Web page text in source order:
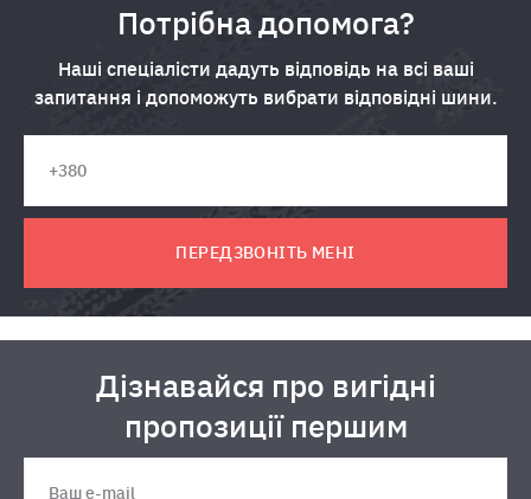
Потрібна допомога?
Наші спеціалісти дадуть відповідь на всі ваші
запитання і допоможуть вибрати відповідні шини.
ПЕРЕДЗВОНІТЬ МЕНІ
Дізнавайся про вигідні
пропозиції першим